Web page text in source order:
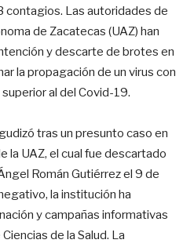
contagios. Las autoridades de
de Zacatecas (UAZ) han
y descarte de brotes en
la propagación de un virus con
al del Covid-19.
tras un presunto caso en
la UAZ, el cual fue descartado
Román Gutiérrez el 9 de
la institución ha
y campañas informativas
de la Salud. La